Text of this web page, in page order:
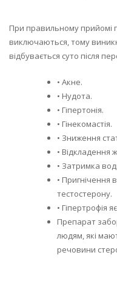
При правильному прийомі
виключаються, тому
відбувається суто після
• Акне.
• Нудота.
• Гіпертонія.
• Гінекомастія.
• Зниження
• Відкладення
• Затримка
• Пригнічення
тестостерону.
• Гіпертрофія
Препарат
людям, які
речовини